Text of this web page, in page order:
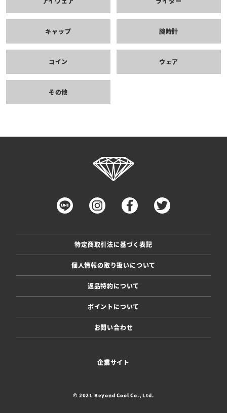
キャップ 腕時計
コイン ウェア
その他
特定商取引法に基づく表記
個人情報の取り扱いについて
返品特約について
ポイントについて
お問い合わせ
企業サイト
© 2021 Beyond Cool Co., Ltd.